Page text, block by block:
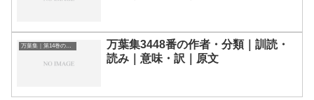
万葉集｜第14巻の和歌一覧
万葉集3448番の作者・分類｜訓読・
読み｜意味・訳｜原文